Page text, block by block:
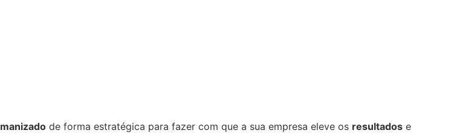
de forma estratégica para fazer com que a sua empresa eleve os resultados e